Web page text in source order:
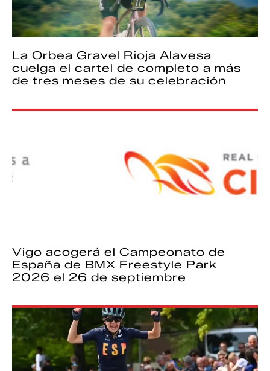
La Orbea Gravel Rioja Alavesa
cuelga el cartel de completo a más
de tres meses de su celebración
Vigo acogerá el Campeonato de
España de BMX Freestyle Park
2026 el 26 de septiembre